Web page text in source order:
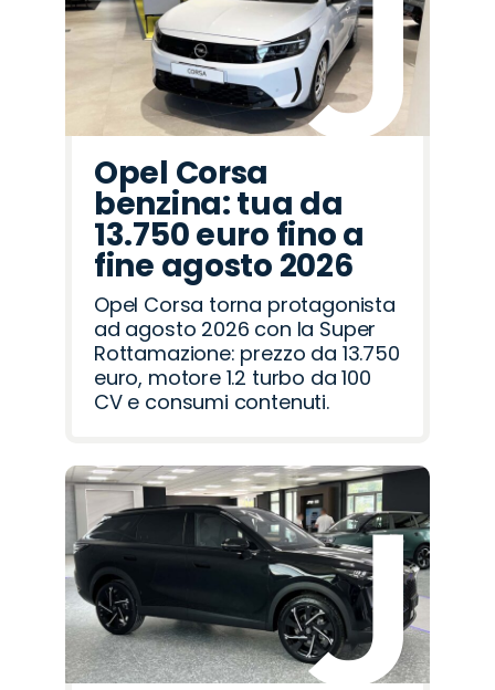
Opel Corsa
benzina: tua da
13.750 euro fino a
fine agosto 2026
Opel Corsa torna protagonista
ad agosto 2026 con la Super
Rottamazione: prezzo da 13.750
euro, motore 1.2 turbo da 100
CV e consumi contenuti.